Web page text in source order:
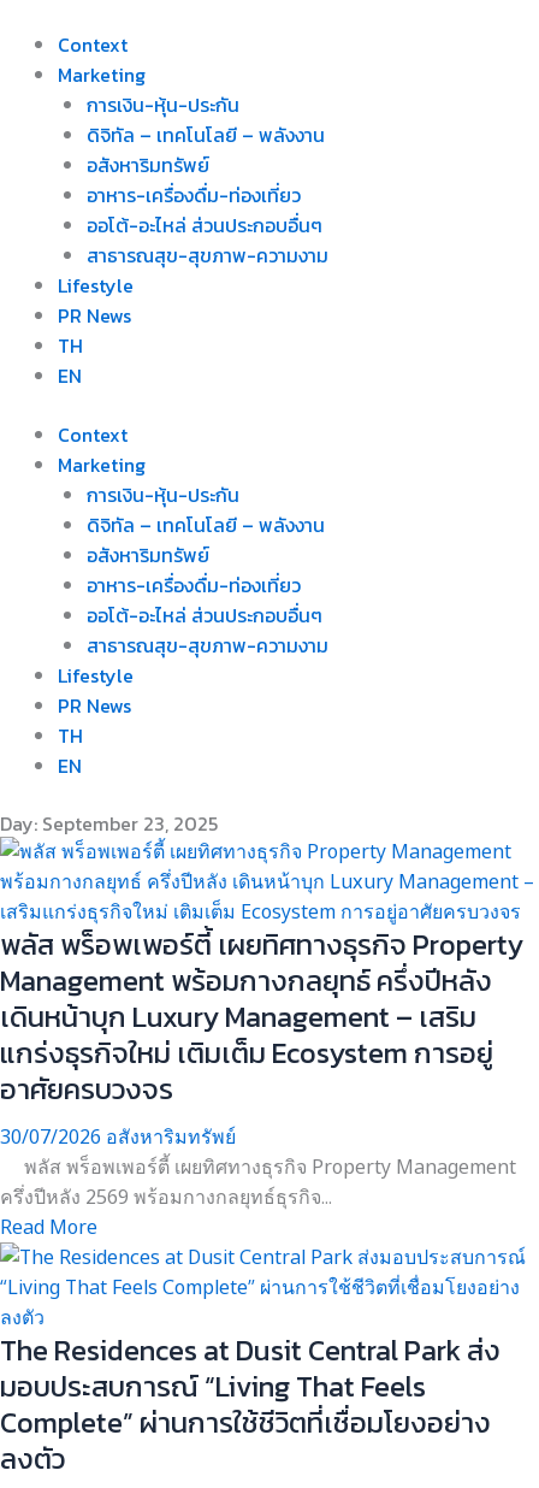
content
Context
Marketing
การเงิน-หุ้น-ประกัน
ดิจิทัล – เทคโนโลยี – พลังงาน
อสังหาริมทรัพย์
อาหาร-เครื่องดื่ม-ท่องเที่ยว
ออโต้-อะไหล่ ส่วนประกอบอื่นๆ
สาธารณสุข-สุขภาพ-ความงาม
Lifestyle
PR News
TH
EN
Context
Marketing
การเงิน-หุ้น-ประกัน
ดิจิทัล – เทคโนโลยี – พลังงาน
อสังหาริมทรัพย์
อาหาร-เครื่องดื่ม-ท่องเที่ยว
ออโต้-อะไหล่ ส่วนประกอบอื่นๆ
สาธารณสุข-สุขภาพ-ความงาม
Lifestyle
PR News
TH
EN
Day: September 23, 2025
พลัส พร็อพเพอร์ตี้ เผยทิศทางธุรกิจ Property
Management พร้อมกางกลยุทธ์ ครึ่งปีหลัง
เดินหน้าบุก Luxury Management – เสริม
แกร่งธุรกิจใหม่ เติมเต็ม Ecosystem การอยู่
อาศัยครบวงจร
30/07/2026 อสังหาริมทรัพย์
พลัส พร็อพเพอร์ตี้ เผยทิศทางธุรกิจ Property Management
ครึ่งปีหลัง 2569 พร้อมกางกลยุทธ์ธุรกิจ...
Read More
The Residences at Dusit Central Park ส่ง
มอบประสบการณ์ “Living That Feels
Complete” ผ่านการใช้ชีวิตที่เชื่อมโยงอย่าง
ลงตัว